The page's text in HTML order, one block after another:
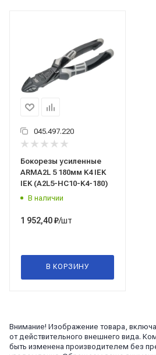
045.497.220
Бокорезы усиленные
ARMA2L 5 180мм K4 IEK
IEK (A2L5-HC10-K4-180)
В наличии
1 952,40₽/шт
В КОРЗИНУ
Внимание! Изображение товара,
от действительного внешнего вида.
быть изменена производителем без